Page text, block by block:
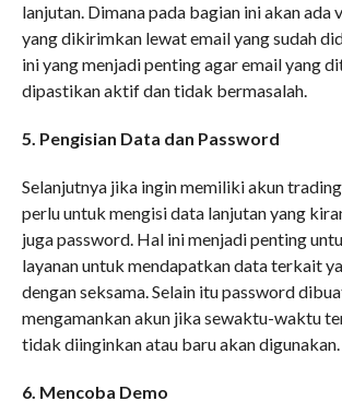
lanjutan. Dimana pada bagian ini akan ada
yang dikirimkan lewat email yang sudah
ini yang menjadi penting agar email yang
dipastikan aktif dan tidak bermasalah.
5. Pengisian Data dan Password
Selanjutnya jika ingin memiliki akun
perlu untuk mengisi data lanjutan yang
juga password. Hal ini menjadi penting
layanan untuk mendapatkan data terkait
dengan seksama. Selain itu password
mengamankan akun jika sewaktu-waktu
tidak diinginkan atau baru akan digunakan.
6. Mencoba Demo